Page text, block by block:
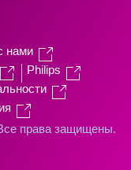
нами
Philips
права защищены.